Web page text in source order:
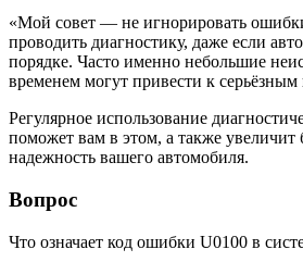
«Мой совет — не игнорировать
проводить диагностику, даже если
порядке. Часто именно небольшие
временем могут привести к
Регулярное использование
поможет вам в этом, а также увеличит
надежность вашего автомобиля.
Вопрос
Что означает код ошибки U0100 в